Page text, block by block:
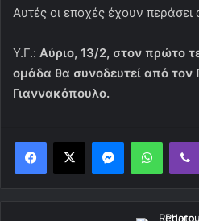
Αυτές οι εποχές έχουν περάσει
Υ.Γ.: Αύριο, 13/2, στον πρώτο
ομάδα θα συνοδευτεί από
Γιαννακόπουλο.
Messenger